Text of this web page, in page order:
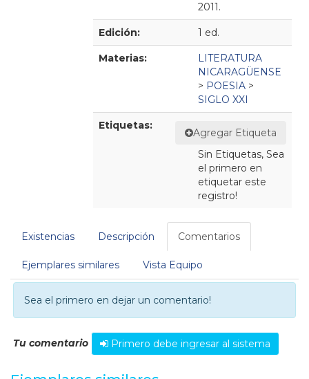
2011.
Edición: 1 ed.
Materias:
LITERATURA
NICARAGÜENSE
> POESIA>
SIGLO XXI
Etiquetas:
Agregar Etiqueta
Sin Etiquetas, Sea
el primero en
etiquetar este
registro!
Existencias Descripción Comentarios
Ejemplares similares Vista Equipo
Sea el primero en dejar un comentario!
Tu comentario Primero debe ingresar al sistema